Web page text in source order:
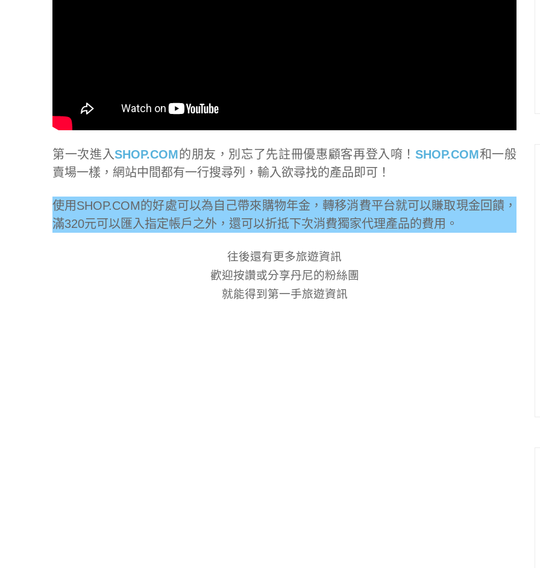
第一次進入SHOP.COM的朋友，別忘了先註冊優惠顧客再登入唷！SHOP.COM和一般
賣場一樣，網站中間都有一行搜尋列，輸入欲尋找的產品即可！
使用SHOP.COM的好處可以為自己帶來購物年金，轉移消費平台就可以賺取現金回饋，
滿320元可以匯入指定帳戶之外，還可以折抵下次消費獨家代理產品的費用。
往後還有更多旅遊資訊
歡迎按讚或分享丹尼的粉絲團
就能得到第一手旅遊資訊